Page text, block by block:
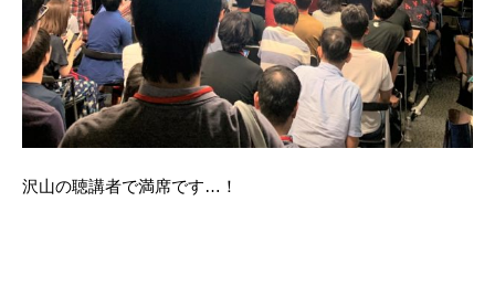
沢山の聴講者で満席です…！